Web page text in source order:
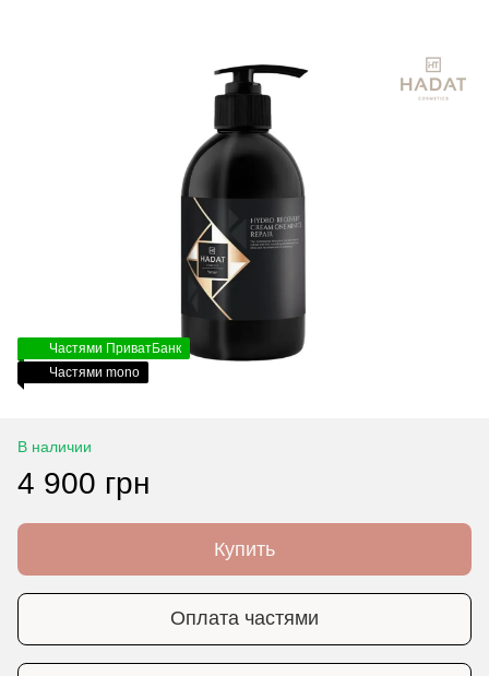
Частями ПриватБанк
Частями mono
В наличии
4 900 грн
Купить
Оплата частями